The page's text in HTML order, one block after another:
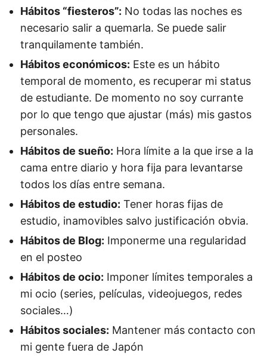
Hábitos “fiesteros”: No todas las noches es
necesario salir a quemarla. Se puede salir
tranquilamente también.
Hábitos económicos: Este es un hábito
temporal de momento, es recuperar mi status
de estudiante. De momento no soy currante
por lo que tengo que ajustar (más) mis gastos
personales.
Hábitos de sueño: Hora límite a la que irse a la
cama entre diario y hora fija para levantarse
todos los días entre semana.
Hábitos de estudio: Tener horas fijas de
estudio, inamovibles salvo justificación obvia.
Hábitos de Blog: Imponerme una regularidad
en el posteo
Hábitos de ocio: Imponer límites temporales a
mi ocio (series, películas, videojuegos, redes
sociales…)
Hábitos sociales: Mantener más contacto con
mi gente fuera de Japón